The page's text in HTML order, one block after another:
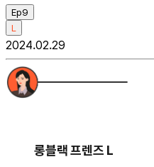
Ep9
L
2024.02.29
롱블랙 프렌즈 L